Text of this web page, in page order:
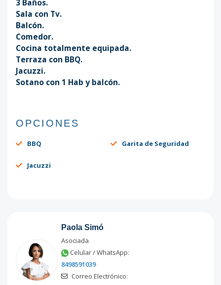
3 Baños.
Sala con Tv.
Balcón.
Comedor.
Cocina totalmente equipada.
Terraza con BBQ.
Jacuzzi.
Sotano con 1 Hab y balcón.
OPCIONES
BBQ Garita de Seguridad
Jacuzzi
Paola Simó
Asociada
Celular / WhatsApp:
8498591039
Correo Electrónico: